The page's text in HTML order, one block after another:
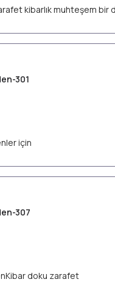
kibarlık muhteşem bir
301
için
307
doku zarafet